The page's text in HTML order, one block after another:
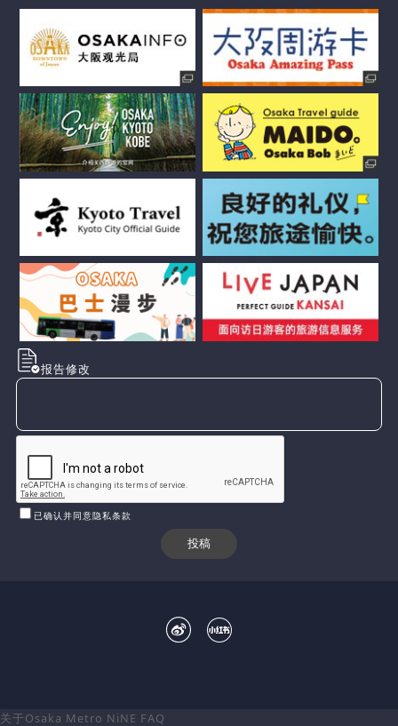
报告修改
已确认并同意隐私条款
关于Osaka Metro NiNE FAQ